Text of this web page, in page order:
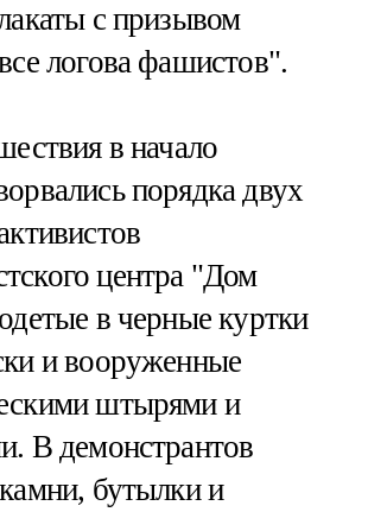
с призывом
логова фашистов".
в начало
порядка двух
центра "Дом
в черные куртки
и вооруженные
штырями и
В демонстрантов
бутылки и